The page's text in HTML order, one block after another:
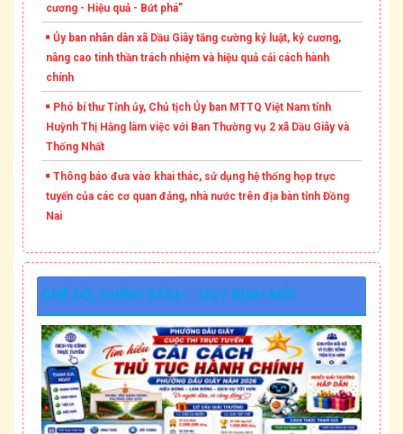
cương - Hiệu quả - Bứt phá”
Ủy ban nhân dân xã Dầu Giây tăng cường kỷ luật, kỷ cương,
nâng cao tinh thần trách nhiệm và hiệu quả cải cách hành
chính
Phó bí thư Tỉnh ủy, Chủ tịch Ủy ban MTTQ Việt Nam tỉnh
Huỳnh Thị Hằng làm việc với Ban Thường vụ 2 xã Dầu Giây và
Thống Nhất
Thông báo đưa vào khai thác, sử dụng hệ thống họp trực
tuyến của các cơ quan đảng, nhà nước trên địa bàn tỉnh Đồng
Nai
CHẾ ĐỘ, CHÍNH SÁCH - QUY ĐỊNH MỚI